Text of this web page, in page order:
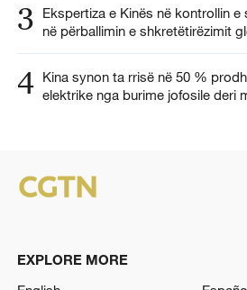
3
Ekspertiza e Kinës në kontrollin
në përballimin e shkretëtirëzimit
4 Kina synon ta rrisë në 50 %
elektrike nga burime jofosile deri
EXPLORE MORE